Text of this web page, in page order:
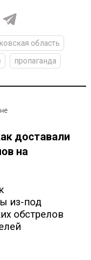
область
пропаганда
доставали
на
из-под
обстрелов